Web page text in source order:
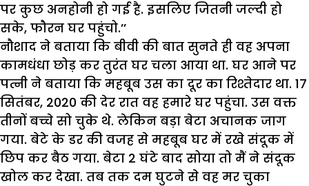
पर कुछ अनहोनी हो गई है. इसलिए जितनी जल्दी हो
सके, फौरन घर पहुंचो.’’
नौशाद ने बताया कि बीवी की बात सुनते ही वह अपना
कामधंधा छोड़ कर तुरंत घर चला आया था. घर आने पर
पत्नी ने बताया कि महबूब उस का दूर का रिश्तेदार था. 17
सितंबर, 2020 की देर रात वह हमारे घर पहुंचा. उस वक्त
तीनों बच्चे सो चुके थे. लेकिन बड़ा बेटा अचानक जाग
गया. बेटे के डर की वजह से महबूब घर में रखे संदूक में
छिप कर बैठ गया. बेटा 2 घंटे बाद सोया तो मैं ने संदूक
खोल कर देखा. तब तक दम घुटने से वह मर चुका